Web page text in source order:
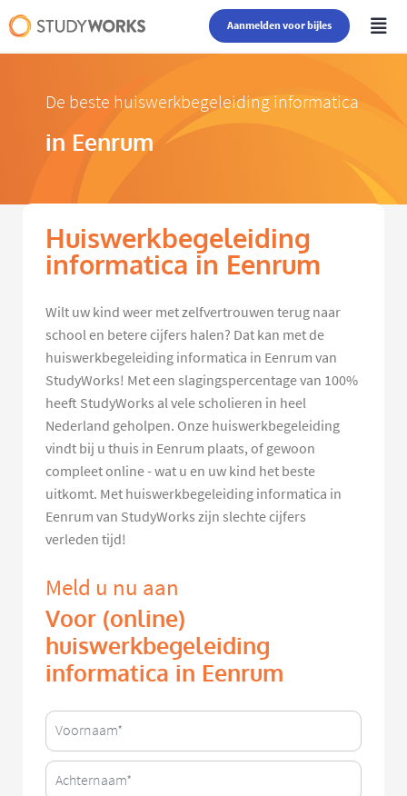
Aanmelden voor bijles
De beste huiswerkbegeleiding informatica
in Eenrum
Huiswerkbegeleiding
informatica in Eenrum
Wilt uw kind weer met zelfvertrouwen terug naar
school en betere cijfers halen? Dat kan met de
huiswerkbegeleiding informatica in Eenrum van
StudyWorks! Met een slagingspercentage van 100%
heeft StudyWorks al vele scholieren in heel
Nederland geholpen. Onze huiswerkbegeleiding
vindt bij u thuis in Eenrum plaats, of gewoon
compleet online - wat u en uw kind het beste
uitkomt. Met huiswerkbegeleiding informatica in
Eenrum van StudyWorks zijn slechte cijfers
verleden tijd!
Meld u nu aan
Voor (online)
huiswerkbegeleiding
informatica in Eenrum